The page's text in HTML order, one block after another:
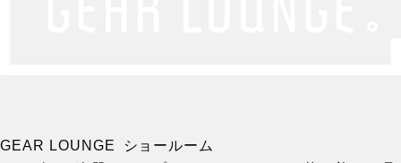
GEAR LOUNGE ショールーム